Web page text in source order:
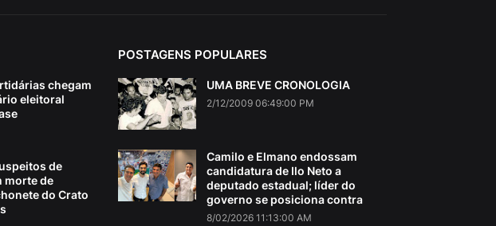
chegam
eleitoral
de
morte de
do Crato
POSTAGENS POPULARES
UMA BREVE CRONOLOGIA
2/12/2009 06:49:00 PM
Camilo e Elmano endossam
candidatura de Ilo Neto a
deputado estadual; líder do
governo se posiciona contra
8/02/2026 11:13:00 AM